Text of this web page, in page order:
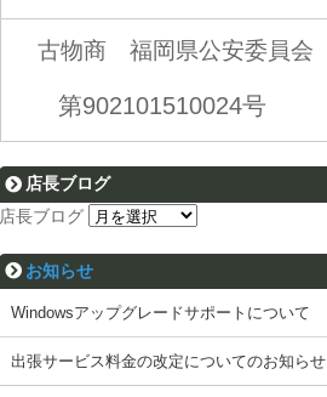
古物商 福岡県公安委員会
第902101510024号
店長ブログ
店長ブログ
お知らせ
Windowsアップグレードサポートについて
出張サービス料金の改定についてのお知らせ